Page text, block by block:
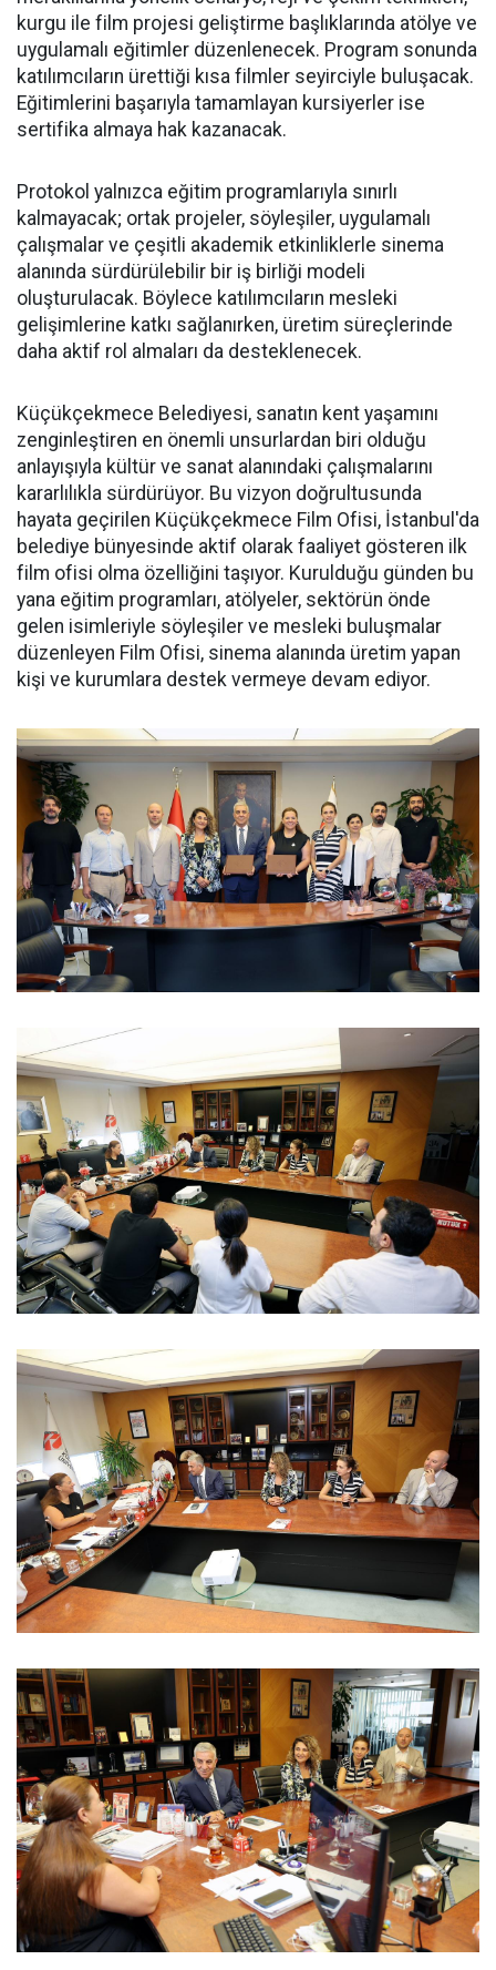
kurgu ile film projesi geliştirme başlıklarında atölye ve
uygulamalı eğitimler düzenlenecek. Program sonunda
katılımcıların ürettiği kısa filmler seyirciyle buluşacak.
Eğitimlerini başarıyla tamamlayan kursiyerler ise
sertifika almaya hak kazanacak.
Protokol yalnızca eğitim programlarıyla sınırlı
kalmayacak; ortak projeler, söyleşiler, uygulamalı
çalışmalar ve çeşitli akademik etkinliklerle sinema
alanında sürdürülebilir bir iş birliği modeli
oluşturulacak. Böylece katılımcıların mesleki
gelişimlerine katkı sağlanırken, üretim süreçlerinde
daha aktif rol almaları da desteklenecek.
Küçükçekmece Belediyesi, sanatın kent yaşamını
zenginleştiren en önemli unsurlardan biri olduğu
anlayışıyla kültür ve sanat alanındaki çalışmalarını
kararlılıkla sürdürüyor. Bu vizyon doğrultusunda
hayata geçirilen Küçükçekmece Film Ofisi, İstanbul'da
belediye bünyesinde aktif olarak faaliyet gösteren ilk
film ofisi olma özelliğini taşıyor. Kurulduğu günden bu
yana eğitim programları, atölyeler, sektörün önde
gelen isimleriyle söyleşiler ve mesleki buluşmalar
düzenleyen Film Ofisi, sinema alanında üretim yapan
kişi ve kurumlara destek vermeye devam ediyor.